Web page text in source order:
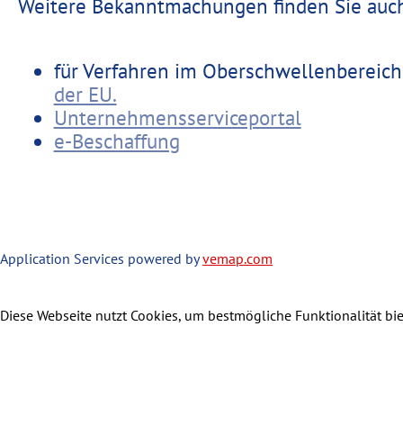
Weitere Bekanntmachungen finden Sie
für Verfahren im
der EU.
Unternehmensserviceportal
e-Beschaffung
Application Services powered byvemap.com
Diese Webseite nutzt Cookies, um bestmögliche Funktionalität